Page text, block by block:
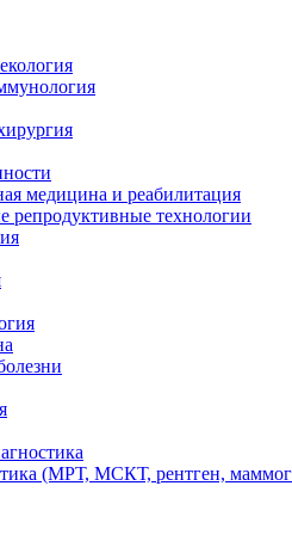
медицина и реабилитация
репродуктивные технологии
(МРТ, МСКТ, рентген,